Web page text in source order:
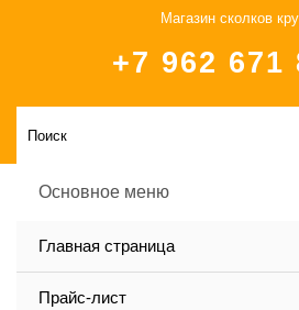
Магазин сколков
+7 962 671
Основное меню
Главная страница
Прайс-лист